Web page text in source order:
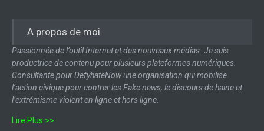
A propos de moi
Passionnée de l’outil Internet et des nouveaux médias. Je suis
productrice de contenu pour plusieurs plateformes numériques.
Consultante pour DefyhateNow une organisation qui mobilise
l’action civique pour contrer les Fake news, le discours de haine et
l’extrémisme violent en ligne et hors ligne.
Lire Plus >>